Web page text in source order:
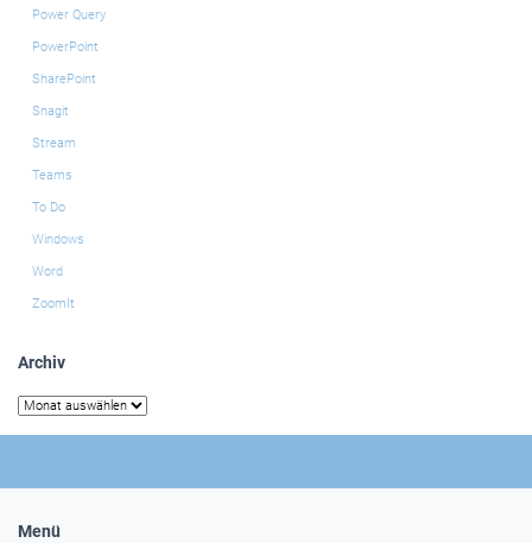
Power Query
PowerPoint
SharePoint
Snagit
Stream
Teams
To Do
Windows
Word
ZoomIt
Archiv
Archiv
Menü